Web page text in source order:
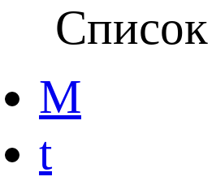
Список
M
t